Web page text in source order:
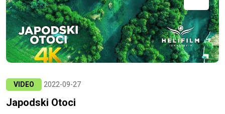
VIDEO 2022-09-27
Japodski Otoci